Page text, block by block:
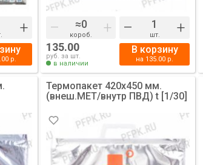
+
р.
– короб. + – шт. +
135.00
руб. за шт.
в наличии
В корзину
на 135.00 р.
Термопакет 420х450 мм.
(внеш.МЕТ/внутр ПВД) t [1/30]